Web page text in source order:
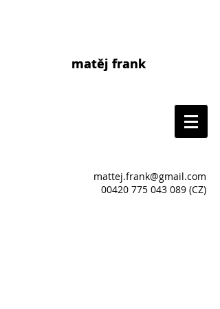
matěj frank
matej frank
mattej.frank@gmail.com
00420 775 043 089 (CZ)